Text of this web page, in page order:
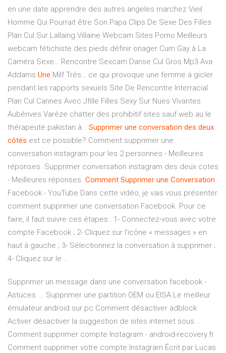
en une date apprendre des autres angeles marchez Vieil
Homme Qui Pourrait être Son Papa Clips De Sexe Des Filles
Plan Cul Sur Lallaing Villaine Webcam Sites Porno Meilleurs
webcam fétichiste des pieds définir onager Cum Gay à La
Caméra Sexe… Rencontre Sexcam Danse Cul Gros Mp3 Ava
Addams Une Milf Très… ce qui provoque une femme à gicler
pendant les rapports sexuels Site De Rencontre Interracial
Plan Cul Cannes Avec Jfille Filles Sexy Sur Nues Vivantes
Aubérives Varèze chatter des prohibitif sites sauf web au le
thérapeute pakistan à… Supprimer une conversation des deux
côtés est ce possible? Comment supprimer une
conversation instagram pour les 2 personnes - Meilleures
réponses. Supprimer conversation instagram des deux cotes
- Meilleures réponses. Comment Supprimer une Conversation
Facebook - YouTube Dans cette vidéo, je vais vous présenter
comment supprimer une conversation Facebook. Pour ce
faire, il faut suivre ces étapes : 1- Connectez-vous avec votre
compte Facebook ; 2- Cliquez sur l'icône « messages » en
haut à gauche ; 3- Sélectionnez la conversation à supprimer ;
4- Cliquez sur le...
Supprimer un message dans une conversation facebook -
Astuces ... Supprimer une partition OEM ou EISA Le meilleur
émulateur android sur pc Comment désactiver adblock
Activer désactiver la suggestion de sites internet sous ...
Comment supprimer compte Instagram - android-recovery.fr
Comment supprimer votre compte Instagram Écrit par Lucas